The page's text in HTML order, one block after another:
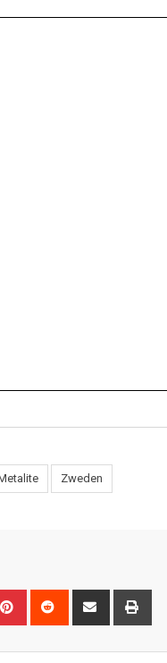
Zweden